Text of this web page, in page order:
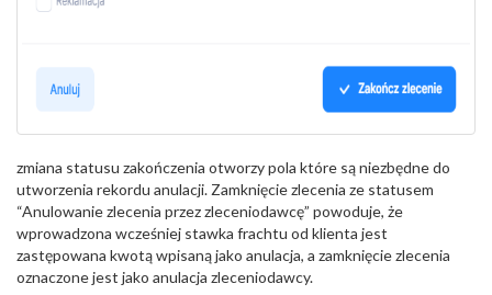
zmiana statusu zakończenia otworzy pola które są niezbędne do
utworzenia rekordu anulacji. Zamknięcie zlecenia ze statusem
“Anulowanie zlecenia przez zleceniodawcę” powoduje, że
wprowadzona wcześniej stawka frachtu od klienta jest
zastępowana kwotą wpisaną jako anulacja, a zamknięcie zlecenia
oznaczone jest jako anulacja zleceniodawcy.